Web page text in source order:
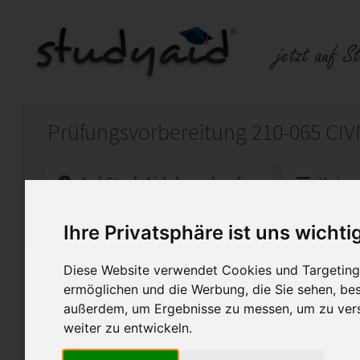
Ihre Privatsphäre ist uns
Diese Website verwendet Cookies und
ermöglichen und die Werbung, die Sie sehen,
außerdem, um Ergebnisse zu messen, um zu
weiter zu entwickeln.
Auf StudyAid.de verkaufen
Startseite Sonstiges
ccna Prüfungsfragen 210-065
Diese übungstest
ITpruefungsfragen.de hätten
Zertifikations-Programm